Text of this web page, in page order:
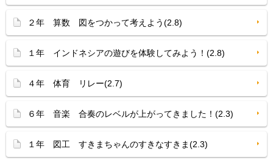
２年 算数 図をつかって考えよう(2.8)
１年 インドネシアの遊びを体験してみよう！(2.8)
４年 体育 リレー(2.7)
６年 音楽 合奏のレベルが上がってきました！(2.3)
１年 図工 すきまちゃんのすきなすきま(2.3)